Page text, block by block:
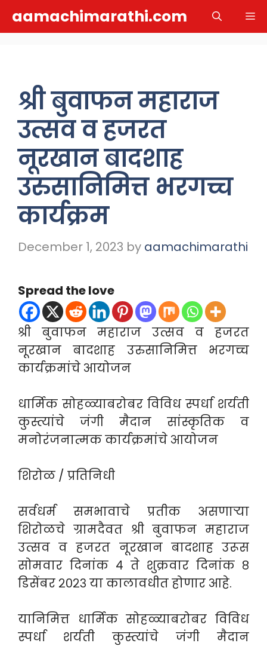
aamachimarathi.com
श्री बुवाफन महाराज
उत्सव व हजरत
नूरखान बादशाह
उरुसानिमित्त भरगच्च
कार्यक्रम
December 1, 2023 by aamachimarathi
Spread the love
श्री बुवाफन महाराज उत्सव व हजरत
नूरखान बादशाह उरुसानिमित्त भरगच्च
कार्यक्रमांचे आयोजन
धार्मिक सोहळ्याबरोबर विविध स्पर्धा शर्यती
कुस्त्यांचे जंगी मैदान सांस्कृतिक व
मनोरंजनात्मक कार्यक्रमांचे आयोजन
शिरोळ / प्रतिनिधी
सर्वधर्म समभावाचे प्रतीक असणाऱ्या
शिरोळचे ग्रामदैवत श्री बुवाफन महाराज
उत्सव व हजरत नूरखान बादशाह उरूस
सोमवार दिनांक ४ ते शुक्रवार दिनांक ८
डिसेंबर २०२३ या कालावधीत होणार आहे.
यानिमित्त धार्मिक सोहळ्याबरोबर विविध
स्पर्धा शर्यती कुस्त्यांचे जंगी मैदान